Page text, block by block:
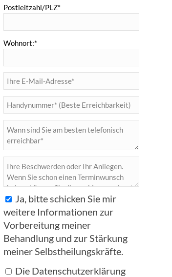
Postleitzahl/PLZ*
Wohnort:*
Ja, bitte schicken Sie mir
weitere Informationen zur
Vorbereitung meiner
Behandlung und zur Stärkung
meiner Selbstheilungskräfte.
Die Datenschutzerklärung